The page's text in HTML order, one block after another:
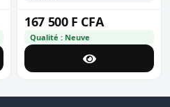
167 500 F CFA
Qualité : Neuve